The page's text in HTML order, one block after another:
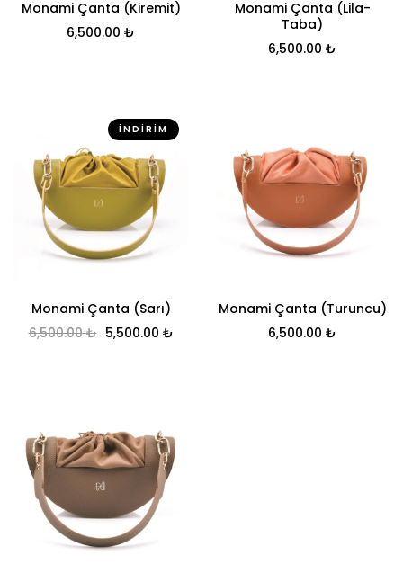
Monami Çanta (Kiremit)
6,500.00 ₺
Monami Çanta (Lila-
Taba)
6,500.00 ₺
İNDIRIM
Monami Çanta (Sarı)
6,500.00₺ Orijinal fiyat: 6,500.00 ₺.
5,500.00 ₺Şu andaki fiyat: 5,500.00 ₺.
Monami Çanta (Turuncu)
6,500.00 ₺